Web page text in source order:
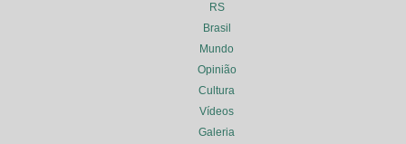
RS
Brasil
Mundo
Opinião
Cultura
Vídeos
Galeria